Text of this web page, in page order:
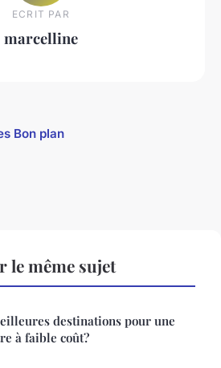
ECRIT PAR
marcelline
Bon plan
le même sujet
destinations pour une
à faible coût?